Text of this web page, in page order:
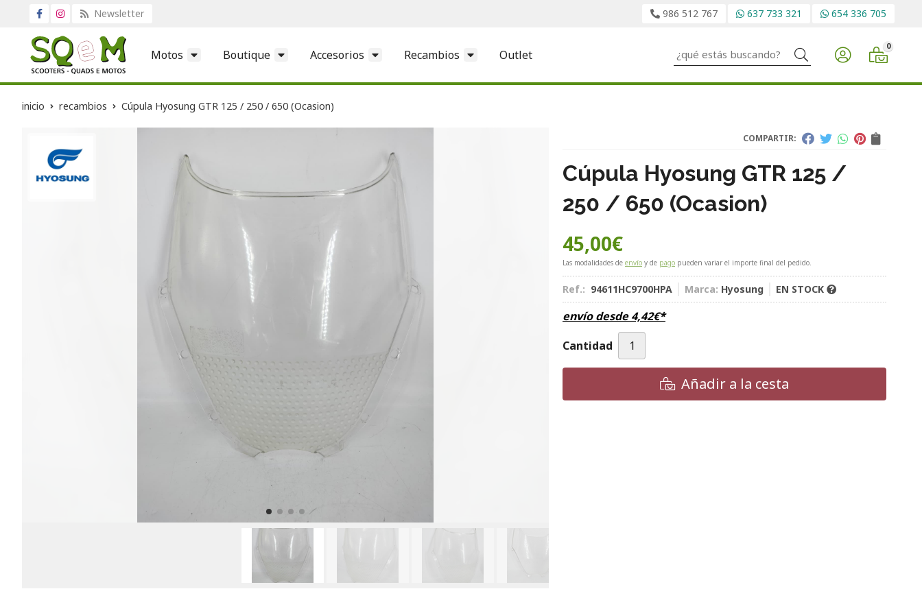
Newsletter 986 512 767 637 733 321 654 336 705
Motos Boutique Accesorios Recambios Outlet Buscar 0
inicio recambios Cúpula Hyosung GTR 125 / 250 / 650 (Ocasion)
COMPARTIR:
Cúpula Hyosung GTR 125 /
250 / 650 (Ocasion)
45,00€
Las modalidades de envío y de pago pueden variar el importe final del pedido.
Ref.: 94611HC9700HPA Marca: Hyosung EN STOCK
envío desde4,42€*
Cantidad
Añadir a la cesta